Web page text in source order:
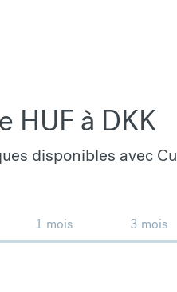
HUF à DKK
disponibles avec
1 mois 3 mois